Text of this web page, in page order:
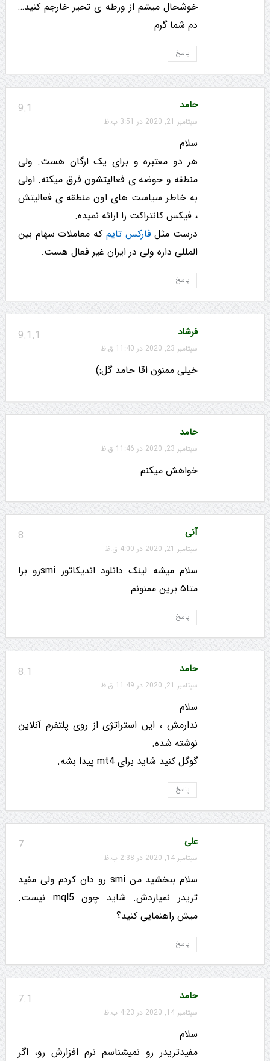
خوشحال میشم از ورطه ی تحیر خارجم کنید…
دم شما گرم
پاسخ
9.1 حامد
سپتامبر 21, 2020 در 3:51 ب.ظ
سلام
هر دو معتبره و برای یک ارگان هست. ولی
منطقه و حوضه ی فعالیتشون فرق میکنه. اولی
به خاطر سیاست های اون منطقه ی فعالیتش
، فیکس کانتراکت را ارائه نمیده.
درست مثلفارکس تایم که معاملات سهام بین
المللی داره ولی در ایران غیر فعال هست.
پاسخ
9.1.1 فرشاد
سپتامبر 23, 2020 در 11:40 ق.ظ
خیلی ممنون اقا حامد گل:)
حامد
سپتامبر 23, 2020 در 11:46 ق.ظ
خواهش میکنم
8 آنی
سپتامبر 21, 2020 در 4:00 ق.ظ
سلام میشه لینک دانلود اندیکاتور smiرو برا
متا۵ برین ممنونم
پاسخ
8.1 حامد
سپتامبر 21, 2020 در 11:49 ق.ظ
سلام
ندارمش ، این استراتژی از روی پلتفرم آنلاین
نوشته شده.
گوگل کنید شاید برای mt4 پیدا بشه.
پاسخ
7 علی
سپتامبر 14, 2020 در 2:38 ب.ظ
سلام ببخشید من smi رو دان کردم ولی مفید
تریدر نمیاردش. شاید چون mql5 نیست.
میش راهنمایی کنید؟
پاسخ
7.1 حامد
سپتامبر 14, 2020 در 4:23 ب.ظ
سلام
مفیدتریدر رو نمیشناسم نرم افزارش رو، اگر